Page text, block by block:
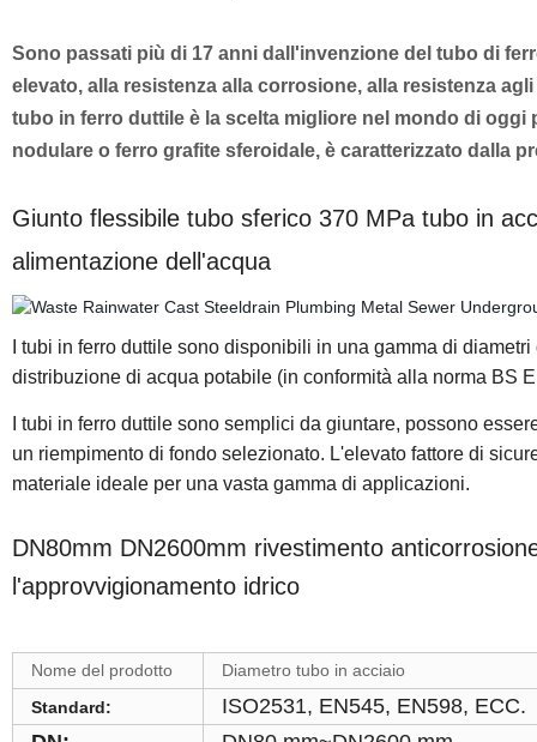
Sono passati più di 17 anni dall'invenzione del tubo di
elevato, alla resistenza alla corrosione, alla resistenza
tubo in ferro duttile è la scelta migliore nel mondo di
nodulare o ferro grafite sferoidale, è caratterizzato dalla
Giunto flessibile tubo sferico 370 MPa tubo in
alimentazione dell'acqua
I tubi in ferro duttile sono disponibili in una gamma di
distribuzione di acqua potabile (in conformità alla norma BS
I tubi in ferro duttile sono semplici da giuntare, possono
un riempimento di fondo selezionato. L'elevato fattore di
materiale ideale per una vasta gamma di applicazioni.
DN80mm DN2600mm rivestimento
l'approvvigionamento idrico
Nome del prodotto
Diametro tubo in acciaio
Standard:
ISO2531, EN545, EN598, ECC.